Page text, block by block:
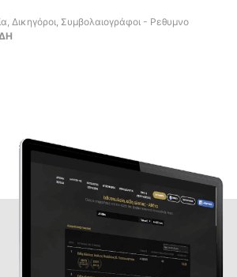
Δικηγόροι, Συμβολαιογράφοι - Ρεθυμνο